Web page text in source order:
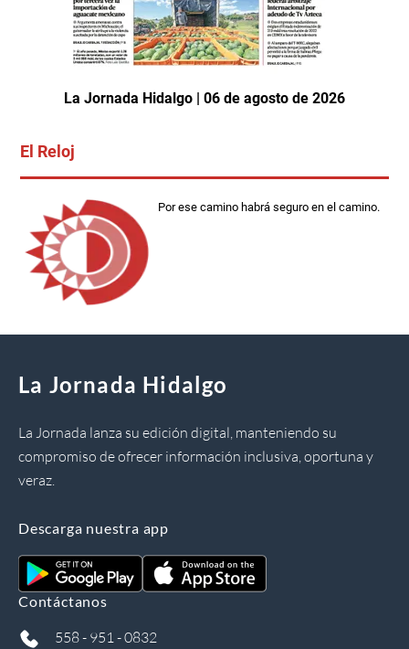
La Jornada Hidalgo | 06 de agosto de 2026
El Reloj
Por ese camino habrá seguro en el camino.
La Jornada Hidalgo
La Jornada lanza su edición digital, manteniendo su
compromiso de ofrecer información inclusiva, oportuna y
veraz.
Descarga nuestra app
Contáctanos
558 - 951 - 0832